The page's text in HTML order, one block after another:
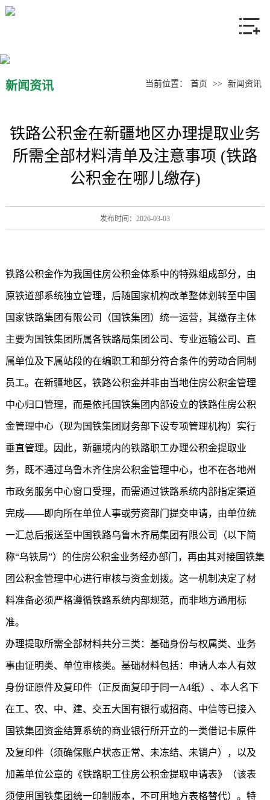
产品中心
联系我们
新闻资讯 当前位置： 首页 >> 新闻资讯
铁路公积金在新疆地区办理提取业务
所需全部材料清单及注意事项 (铁路
公积金在哪儿缴存)
发布时间：2026-03-03
铁路公积金作为我国住房公积金体系中的特殊组成部分，由
原铁道部系统独立管理，后随国家机构改革整体划转至中国
国家铁路集团有限公司（国铁集团）统一运营，其缴存主体
主要为国铁集团所属各铁路局集团公司、专业运输公司、直
属单位及下属站段的在编职工和部分符合条件的劳动合同制
员工。在新疆地区，铁路公积金并非由当地住房公积金管理
中心归口管理，而是依托国铁集团内部设立的铁路住房公积
金管理中心（现为国铁集团财务部下设专项管理机构）实行
垂直管理。因此，新疆境内的铁路职工办理公积金提取业
务，既不通过乌鲁木齐住房公积金管理中心，也不在各地州
市政务服务中心窗口受理，而需通过铁路系统内部指定渠道
完成——即向所在单位人事或劳资部门提交申请，由单位统
一汇总后报送至中国铁路乌鲁木齐局集团有限公司（以下简
称“乌铁局”）的住房公积金业务经办部门，再由其对接国铁集
团公积金管理中心进行审核与资金划拨。这一机制决定了材
料准备必须严格遵循铁路系统内部规范，而非地方通用标
准。
办理提取所需全部材料共分三类：基础身份与权属类、业务
事由证明类、单位审核类。基础材料包括：申请人本人有效
身份证原件及复印件（正反面复印于同一A4纸）、本人名下
在工、农、中、建、交五大国有银行或招商、中信等已接入
国铁集团资金结算系统的商业银行所开立的一类借记卡原件
及复印件（须确保账户状态正常、未冻结、未销户），以及
加盖单位公章的《铁路职工住房公积金提取申请表》（该表
须使用国铁集团统一印制版本，不可用地方表格替代）。特